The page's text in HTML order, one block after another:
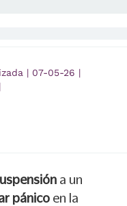
| 07-05-26 |
|
a un
pánico en la